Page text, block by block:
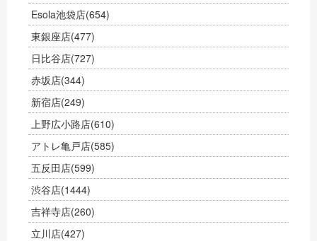
Esola池袋店(654)
東銀座店(477)
日比谷店(727)
赤坂店(344)
新宿店(249)
上野広小路店(610)
アトレ亀戸店(585)
五反田店(599)
渋谷店(1444)
吉祥寺店(260)
立川店(427)